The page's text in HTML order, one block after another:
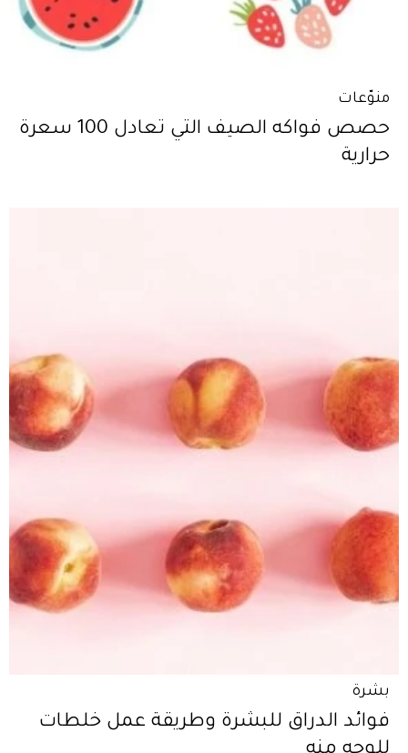
منوّعات
حصص فواكه الصيف التي تعادل 100 سعرة
حرارية
بشرة
فوائد الدراق للبشرة وطريقة عمل خلطات